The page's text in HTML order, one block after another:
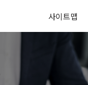
사이트맵